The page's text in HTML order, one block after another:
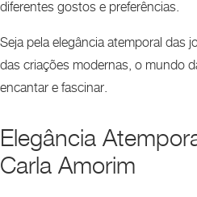
diferentes gostos e preferências.
Seja pela elegância atemporal das
das criações modernas, o mundo
encantar e fascinar.
Elegância
Carla Amorim